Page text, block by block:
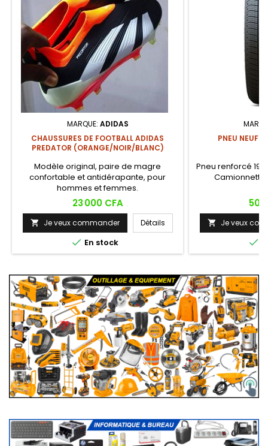
MARQUE: ADIDAS
CHAUSSURES DE FOOTBALL ADIDAS
PREDATOR (ORANGE/NOIR/BLANC)
Modèle original, paire de magre
confortable et antidérapante, pour
hommes et femmes.
Prix
23 000 CFA
 Je veux commander Détails
 En stock
PNEU NEUF
Pneu renforcé
Prix
50
 Je veux
